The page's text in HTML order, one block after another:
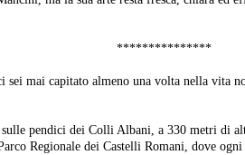
***************
sei mai capitato almeno una volta nella vita
sulle pendici dei Colli Albani, a 330 metri di
Regionale dei Castelli Romani, dove